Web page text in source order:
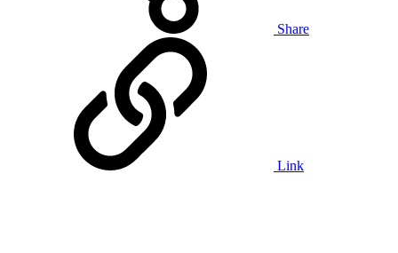
Share
Link